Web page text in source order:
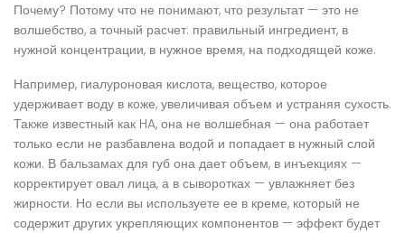
Почему? Потому что не понимают, что результат — это не
волшебство, а точный расчет: правильный ингредиент, в
нужной концентрации, в нужное время, на подходящей коже.
Например, гиалуроновая кислота, вещество, которое
удерживает воду в коже, увеличивая объем и устраняя сухость.
Также известный как HA, она не волшебная — она работает
только если не разбавлена водой и попадает в нужный слой
кожи. В бальзамах для губ она дает объем, в инъекциях —
корректирует овал лица, а в сыворотках — увлажняет без
жирности. Но если вы используете ее в креме, который не
содержит других укрепляющих компонентов — эффект будет